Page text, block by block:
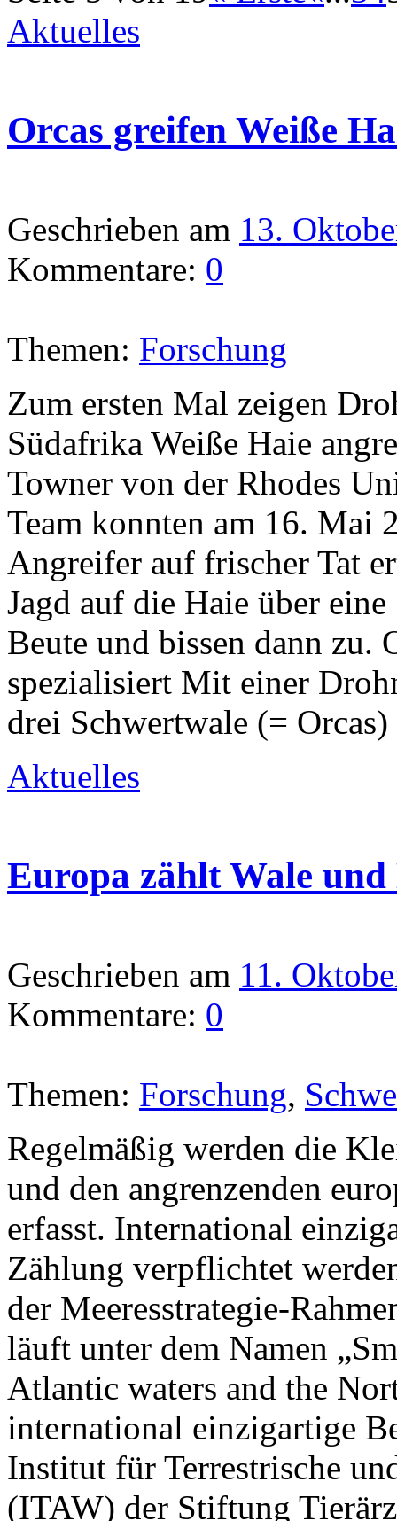
Aktuelles
Orcas greifen Weiße
Geschrieben am 13.
Kommentare: 0
Themen: Forschung
Zum ersten Mal zeigen
Südafrika Weiße Haie
Towner von der Rhodes
Team konnten am 16. Mai
Angreifer auf frischer Tat
Jagd auf die Haie über
Beute und bissen dann zu.
spezialisiert Mit einer
drei Schwertwale (=
Aktuelles
Europa zählt Wale und
Geschrieben am 11.
Kommentare: 0
Themen: Forschung,
Regelmäßig werden die
und den angrenzenden
erfasst. International
Zählung verpflichtet
der Meeresstrategie-
läuft unter dem Namen
Atlantic waters and the
international einzigartige
Institut für Terrestrische
(ITAW) der Stiftung